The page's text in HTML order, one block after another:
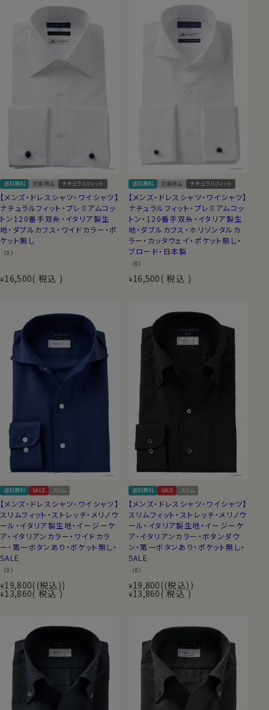
送料無料 定番商品 ナチュラルフィット
【メンズ・ドレスシャツ・ワイシャツ】
ナチュラルフィット・プレミアムコッ
トン120番手双糸・イタリア製生
地・ダブルカフス・ワイドカラー・ポ
ケット無し
（0）
¥16,500 税込
送料無料 定番商品 ナチュラルフィット
【メンズ・ドレスシャツ・ワイシャツ】
ナチュラルフィット・プレミアムコッ
トン・120番手双糸・イタリア製生
地・ダブルカフス・ホリゾンタルカ
ラー・カッタウェイ・ポケット無し・
ブロード・日本製
（0）
¥16,500 税込
送料無料 SALE スリム
【メンズ・ドレスシャツ・ワイシャツ】
スリムフィット・ストレッチ・メリノウ
ール・イタリア製生地・イージーケ
ア・イタリアンカラー・ワイドカラ
ー・第一ボタンあり・ポケット無し・
SALE
（0）
¥19,800 (税込)
¥13,860 税込
送料無料 SALE スリム
【メンズ・ドレスシャツ・ワイシャツ】
スリムフィット・ストレッチ・メリノウ
ール・イタリア製生地・イージーケ
ア・イタリアンカラー・ボタンダウ
ン・第一ボタンあり・ポケット無し・
SALE
（0）
¥19,800 (税込)
¥13,860 税込